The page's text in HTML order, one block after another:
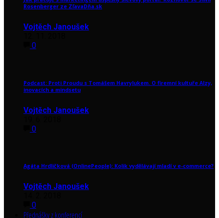
Rosenberger ze ZľavaDňa.sk
Vojtěch Janoušek
0
Podcast: Proti Proudu s Tomášem Havrylukem. O firemní kultuře Alzy,
inovacích a mindsetu
Vojtěch Janoušek
0
Agáta Hrdličková (OnlinePeople): Kolik vydělávají mladí v e-commerce?
Vojtěch Janoušek
0
Přednášky z konferencí